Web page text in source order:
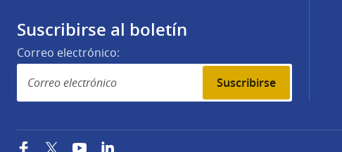
Suscribirse al boletín
Correo electrónico:
Suscribirse
FacebookTwitterYouTubeLinkedIn